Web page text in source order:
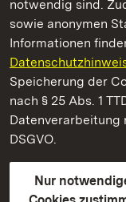
notwendig sind.
sowie anonymen
Informationen
Speicherung der
nach § 25 Abs. 1
Datenverarbeitung
DSGVO.
Nur
Staatliche Schlösser
Staatliche
Kontakt
Gebärdensprache
Erklärung zur
BITV-konform